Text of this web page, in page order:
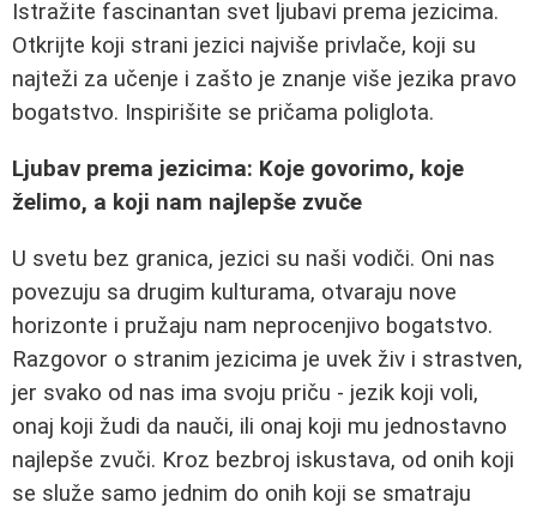
Istražite fascinantan svet ljubavi prema jezicima.
Otkrijte koji strani jezici najviše privlače, koji su
najteži za učenje i zašto je znanje više jezika pravo
bogatstvo. Inspirišite se pričama poliglota.
Ljubav prema jezicima: Koje govorimo, koje
želimo, a koji nam najlepše zvuče
U svetu bez granica, jezici su naši vodiči. Oni nas
povezuju sa drugim kulturama, otvaraju nove
horizonte i pružaju nam neprocenjivo bogatstvo.
Razgovor o stranim jezicima je uvek živ i strastven,
jer svako od nas ima svoju priču - jezik koji voli,
onaj koji žudi da nauči, ili onaj koji mu jednostavno
najlepše zvuči. Kroz bezbroj iskustava, od onih koji
se služe samo jednim do onih koji se smatraju